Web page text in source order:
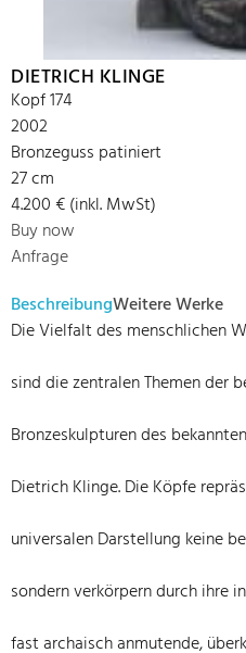
DIETRICH KLINGE
Kopf 174
2002
Bronzeguss patiniert
27 cm
4.200 € (inkl. MwSt)
Buy now
Anfrage
BeschreibungWeitere Werke
Die Vielfalt des menschlichen
sind die zentralen Themen der
Bronzeskulpturen des
Dietrich Klinge. Die Köpfe
universalen Darstellung keine
sondern verkörpern durch ihre
fast archaisch anmutende,